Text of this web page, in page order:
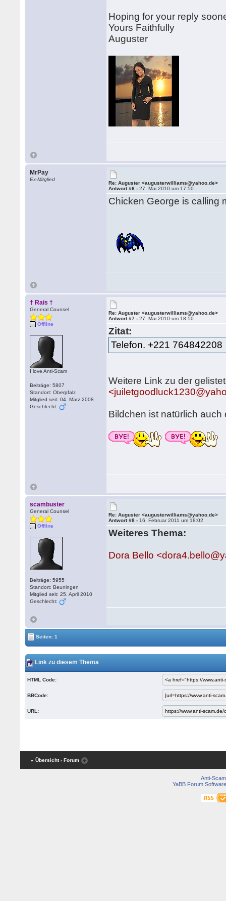
Hoping for your reply
Yours Faithfully
Auguster
MrPay
Ex-Mitglied
Re: Auguster <augusterwilliams@yahoo.de>
Antwort #6 -27. Mai 2010 um 17:50
Chicken George is calling
† Rais †
General Counsel
Offline
I love Anti-Scam
Beiträge: 5807
Standort: Oberpfalz
Mitglied seit: 04. März 2008
Geschlecht:
Re: Auguster <augusterwilliams@yahoo.de>
Antwort #7 -27. Mai 2010 um 18:50
Zitat:
Telefon. +221 764842208
Weitere Link zu der
Bildchen ist natürlich
scambuster
General Counsel
Offline
Beiträge: 5955
Standort: Beuningen
Mitglied seit: 25. April 2010
Geschlecht:
Re: Auguster <augusterwilliams@yahoo.de>
Antwort #8 - 16. Februar 2011 um 18:02
Weiteres Thema:
Dora Bello
Seiten: 1
Link zu diesem Thema
HTML Code:
BBCode:
URL:
« Übersicht ‹ Forum
Anti-Scam
YaBB Forum Software